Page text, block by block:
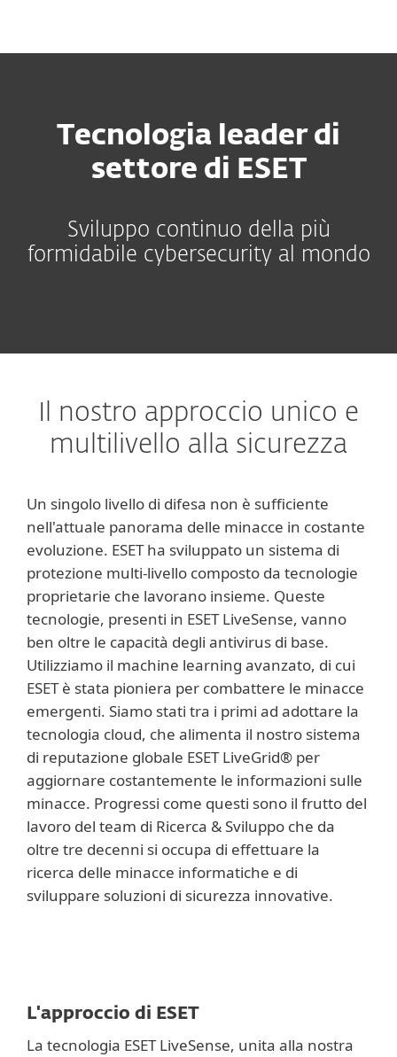
Tecnologia leader di
settore di ESET
Sviluppo continuo della più
formidabile cybersecurity al mondo
Il nostro approccio unico e
multilivello alla sicurezza
Un singolo livello di difesa non è sufficiente
nell'attuale panorama delle minacce in costante
evoluzione. ESET ha sviluppato un sistema di
protezione multi-livello composto da tecnologie
proprietarie che lavorano insieme. Queste
tecnologie, presenti in ESET LiveSense, vanno
ben oltre le capacità degli antivirus di base.
Utilizziamo il machine learning avanzato, di cui
ESET è stata pioniera per combattere le minacce
emergenti. Siamo stati tra i primi ad adottare la
tecnologia cloud, che alimenta il nostro sistema
di reputazione globale ESET LiveGrid® per
aggiornare costantemente le informazioni sulle
minacce. Progressi come questi sono il frutto del
lavoro del team di Ricerca & Sviluppo che da
oltre tre decenni si occupa di effettuare la
ricerca delle minacce informatiche e di
sviluppare soluzioni di sicurezza innovative.
L'approccio di ESET
La tecnologia ESET LiveSense, unita alla nostra